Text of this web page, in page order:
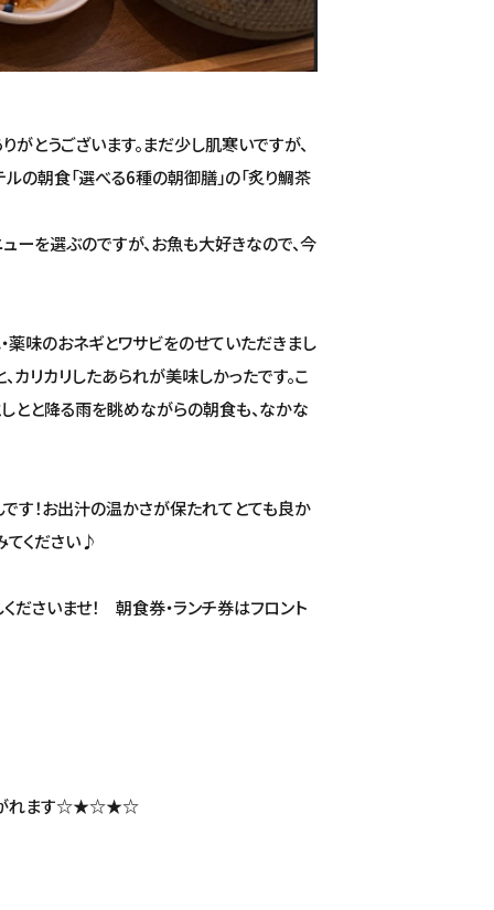
とうございます。まだ少し肌寒いですが、
の朝食「選べる6種の朝御膳」の「炙り鯛茶
ーを選ぶのですが、お魚も大好きなので、今
薬味のおネギとワサビをのせていただきまし
カリカリしたあられが美味しかったです。こ
とと降る雨を眺めながらの朝食も、なかな
す！お出汁の温かさが保たれてとても良か
てください♪
ださいませ！ 朝食券・ランチ券はフロント
がれます☆★☆★☆